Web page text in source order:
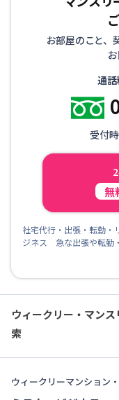
お部屋のこと、
通
受付
無
社宅代行・出張・転勤・
ジネス 急な出張や転勤
ウィークリー・マン
索
ウィークリーマンション